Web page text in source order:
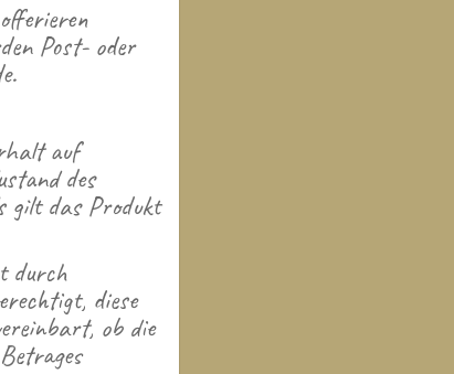
Post- oder
auf
des
gilt das Produkt
durch
diese
ob die